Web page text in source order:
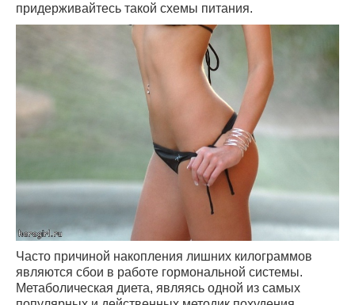
придерживайтесь такой схемы питания.
Часто причиной накопления лишних килограммов
являются сбои в работе гормональной системы.
Метаболическая диета, являясь одной из самых